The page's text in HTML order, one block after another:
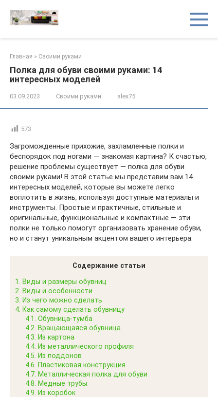
контенту
Главная » Своими руками
Полка для обуви своими руками: 14
интересных моделей
03.09.2023 Своими руками alex75
573
Загроможденные прихожие, захламленные полки и
беспорядок под ногами — знакомая картина? К счастью,
решение проблемы существует — полка для обуви
своими руками! В этой статье мы представим вам 14
интересных моделей, которые вы можете легко
воплотить в жизнь, используя доступные материалы и
инструменты. Простые и практичные, стильные и
оригинальные, функциональные и компактные — эти
полки не только помогут организовать хранение обуви,
но и станут уникальным акцентом вашего интерьера.
Содержание статьи
1.
Виды и размеры обувниц
2.
Виды и особенности
3.
Из чего можно сделать
4. Как самому сделать обувницу
4.1.
Обувница-тумба
4.2.
Вращающаяся обувница
4.3.
Из картона
4.4. Из металлического профиля
4.5.
Из поддонов
4.6.
Пластиковая конструкция
4.7. Металлическая полка для обуви
4.8.
Медные трубы
4.9.
Из коробок